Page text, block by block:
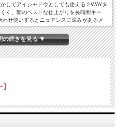
してアイシャドウとしても使える２WAYタ
く、朝のベストな仕上がりを長時間キー
せ使いするとニュアンスに深みがあるメ
ラックピンク <限定色>
ださい。
メチコン、リンゴ酸ジイソステアリル、キ
の続きを見る ▼
]